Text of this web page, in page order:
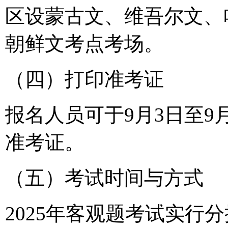
区设蒙古文、维吾尔文
朝鲜文考点考场。
（四）打印准考证
报名人员可于9月3日至9
准考证。
（五）考试时间与方式
2025年客观题考试实行